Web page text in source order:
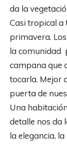
da la
Casi tropical a
primavera.
la comunidad
campana que
tocarla. Mejor
puerta de
Una
detalle nos da
la elegancia,